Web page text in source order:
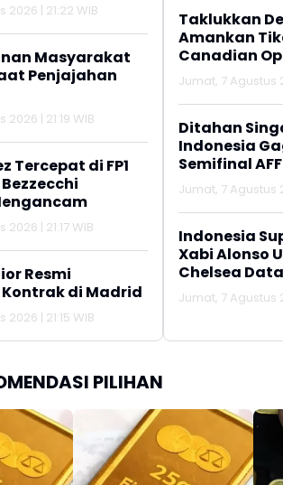
2026 | 21:22 WIB
Masyarakat
Penjajahan
| 21:19 WIB
Tercepat di FP1
| 21:17 WIB
Resmi
di Madrid
| 21:15 WIB
Taklukkan
Amankan
Canadian
Jumat, 7 Agustus
Ditahan
Indonesia
Semifinal
Jumat, 7 Agustus
Indonesia
Xabi Alonso
Chelsea
Jumat, 7 Agustus
PILIHAN